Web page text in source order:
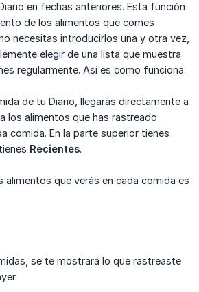
en fechas anteriores. Esta función
de los alimentos que comes
necesitas introducirlos una y otra vez,
elegir de una lista que muestra
regularmente. Así es como funciona:
de tu Diario, llegarás directamente a
los alimentos que has rastreado
comida. En la parte superior tienes
Recientes.
alimentos que verás en cada comida es
se te mostrará lo que rastreaste